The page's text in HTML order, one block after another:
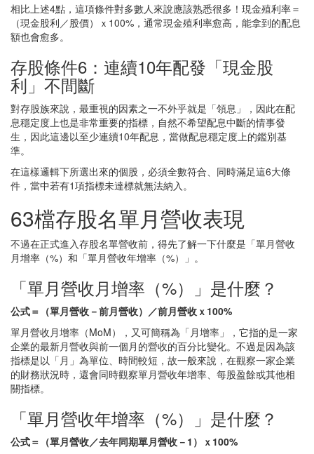
相比上述4點，這項條件對多數人來說應該熟悉很多！現金殖利率＝
（現金股利／股價）ｘ100%，通常現金殖利率愈高，能拿到的配息
額也會愈多。
存股條件6：連續10年配發「現金股
利」不間斷
對存股族來說，最重視的因素之一不外乎就是「領息」，因此在配
息穩定度上也是非常重要的指標，自然不希望配息中斷的情事發
生，因此這邊以至少連續10年配息，當做配息穩定度上的鑑別基
準。
在這樣邏輯下所選出來的個股，必須全數符合、同時滿足這6大條
件，當中若有1項指標未達標就無法納入。
63檔存股名單月營收表現
不過在正式進入存股名單營收前，得先了解一下什麼是「單月營收
月增率（%）和「單月營收年增率（%）」。
「單月營收月增率（%）」是什麼？
公式＝（單月營收－前月營收）／前月營收ｘ100%
單月營收月增率（MoM），又可簡稱為「月增率」，它指的是一家
企業的最新月營收與前一個月的營收的百分比變化。不過是因為該
指標是以「月」為單位、時間較短，故一般來說，在觀察一家企業
的財務狀況時，還會同時觀察單月營收年增率、每股盈餘或其他相
關指標。
「單月營收年增率（%）」是什麼？
公式＝（單月營收／去年同期單月營收－1）ｘ100%